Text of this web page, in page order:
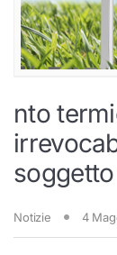
nto
Notizie 4